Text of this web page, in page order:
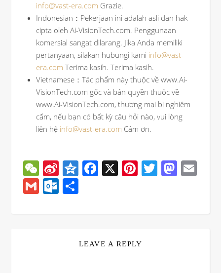
info@vast-era.com Grazie.
Indonesian：Pekerjaan ini adalah asli dan hak
cipta oleh Ai-VisionTech.com. Penggunaan
komersial sangat dilarang. Jika Anda memiliki
pertanyaan, silakan hubungi kami info@vast-
era.com Terima kasih. Terima kasih.
Vietnamese：Tác phẩm này thuộc về www.Ai-
VisionTech.com gốc và bản quyền thuộc về
www.Ai-VisionTech.com, thương mại bị nghiêm
cấm, nếu bạn có bất kỳ câu hỏi nào, vui lòng
liên hệ info@vast-era.com Cảm ơn.
WeChat
Sina
Weibo
Qzone
Facebook
X Pinterest
Twitter
GmailOutlook.com
LEAVE A REPLY